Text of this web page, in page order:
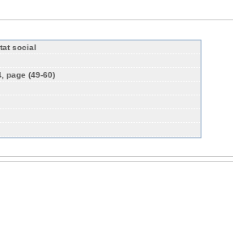
social
page (49-60)